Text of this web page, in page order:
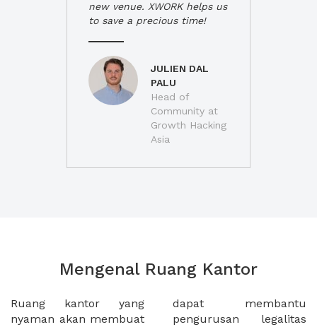
new venue. XWORK helps us
to save a precious time!
JULIEN DAL
PALU
Head of
Community at
Growth Hacking
Asia
Mengenal Ruang Kantor
Ruang kantor yang
nyaman akan membuat
dapat membantu
pengurusan legalitas